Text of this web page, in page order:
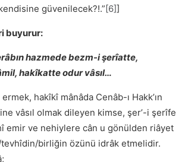
güvenilecek?!.”[6]]
buyurur:
hazmede bezm-i şerîatte,
hakîkatte odur vâsıl…
hakîkî mânâda Cenâb-ı Hakkʼın
vâsıl olmak dileyen kimse, şerʼ-i şerîfe
emir ve nehiylere cân u gönülden riâyet
birliğin özünü idrâk etmelidir.